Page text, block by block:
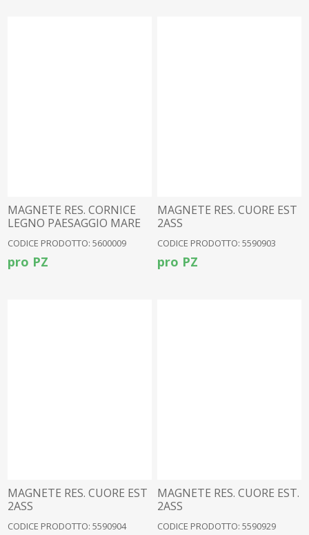
MAGNETE RES. CORNICE
LEGNO PAESAGGIO MARE
CODICE PRODOTTO: 5600009
pro PZ
MAGNETE RES. CUORE EST
2ASS
CODICE PRODOTTO: 5590903
pro PZ
MAGNETE RES. CUORE EST
2ASS
CODICE PRODOTTO: 5590904
MAGNETE RES. CUORE EST.
2ASS
CODICE PRODOTTO: 5590929